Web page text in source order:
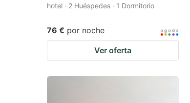
hotel · 2 Huéspedes · 1 Dormitorio
76 € por noche
Ver oferta